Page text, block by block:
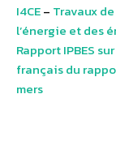
I4CE– Travaux
l’énergie et des
Rapport IPBES
français du
mers